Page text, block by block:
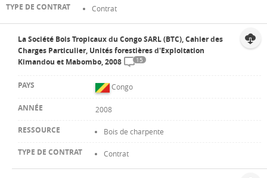
Contrat
La Société Bois Tropicaux du Congo SARL (BTC), Cahier des
Charges Particulier, Unités forestières d'Exploitation
Kimandou et Mabombo, 2008
15
Congo
2008
Bois de charpente
Contrat